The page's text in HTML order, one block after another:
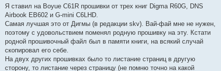
о
о
б
щ
н
и
е
#
1
Я ставил на Boyue C61R прошивки от трех книг Digma R60G, DNS
Airbook EB602 и G-mini C6LHD.
Самая лучшая это от Дигмы (в редакции skv). Вай-фай мне не нужен,
поэтому с удовольствием поменял родную прошивку на эту. Кстати
родной прошивочный файл был в памяти книги, на всякий случай
скопировал его себе.
На двух других прошивках было то листание страниц в другую
сторону, то листание через страницу (не помню точно на какой